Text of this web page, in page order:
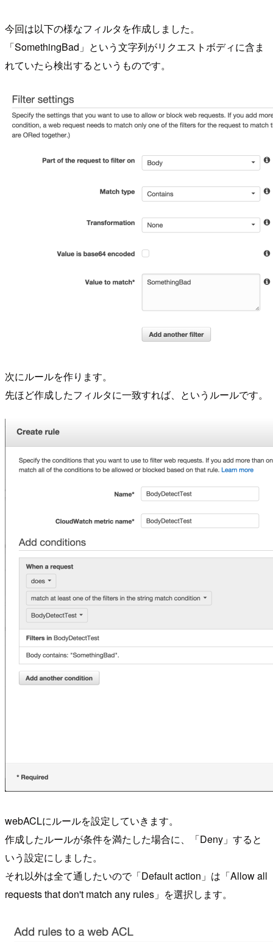
今回は以下の様なフィルタを作成しました。
「SomethingBad」という文字列がリクエストボディに含ま
れていたら検出するというものです。
次にルールを作ります。
先ほど作成したフィルタに一致すれば、というルールです。
webACLにルールを設定していきます。
作成したルールが条件を満たした場合に、「Deny」すると
いう設定にしました。
それ以外は全て通したいので「Default action」は「Allow all
requests that don't match any rules」を選択します。